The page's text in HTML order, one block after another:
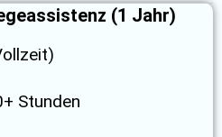
(1 Jahr)
Stunden